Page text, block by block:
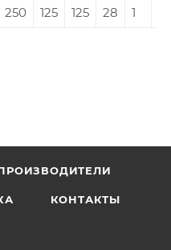
250 125 125 28 1
КОНТАКТЫ